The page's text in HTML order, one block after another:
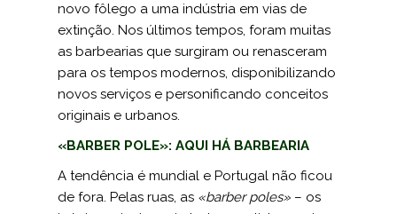
novo fôlego a uma indústria em vias de
extinção. Nos últimos tempos, foram muitas
as barbearias que surgiram ou renasceram
para os tempos modernos, disponibilizando
novos serviços e personi­ficando conceitos
originais e urbanos.
«BARBER POLE»: AQUI HÁ BARBEARIA
A tendência é mundial e Portugal não ficou
de fora. Pelas ruas, as «barber poles» – os